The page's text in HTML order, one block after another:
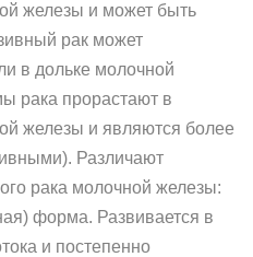
железы и может быть
рак может
в дольке молочной
рака прорастают в
железы и являются более
Различают
рака молочной железы:
форма. Развивается в
и постепенно